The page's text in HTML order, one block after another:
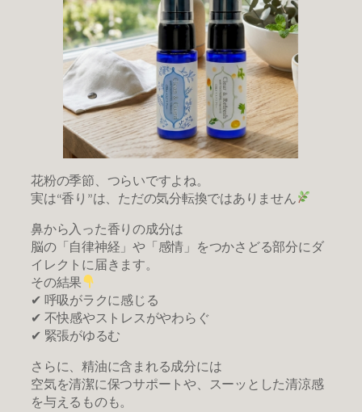
花粉の季節、つらいですよね。
実は“香り”は、ただの気分転換ではありません
鼻から入った香りの成分は
脳の「自律神経」や「感情」をつかさどる部分にダ
イレクトに届きます。
その結果
✔ 呼吸がラクに感じる
✔ 不快感やストレスがやわらぐ
✔ 緊張がゆるむ
さらに、精油に含まれる成分には
空気を清潔に保つサポートや、スーッとした清涼感
を与えるものも。